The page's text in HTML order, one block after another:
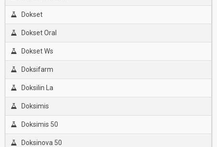
Dokset
Dokset Oral
Dokset Ws
Doksifarm
Doksilin La
Doksimis
Doksimis 50
Doksinova 50